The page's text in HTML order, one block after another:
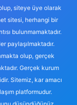
siteye üye olarak
sitesi, herhangi bir
bulunmamaktadır.
paylaşılmaktadır.
olup, gerçek
Gerçek kurum
Sitemiz, kar amacı
platformudur.